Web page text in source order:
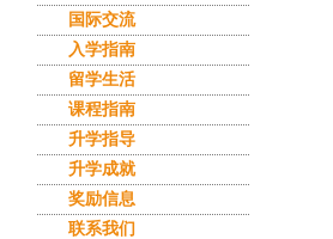
国际交流
入学指南
留学生活
课程指南
升学指导
升学成就
奖励信息
联系我们